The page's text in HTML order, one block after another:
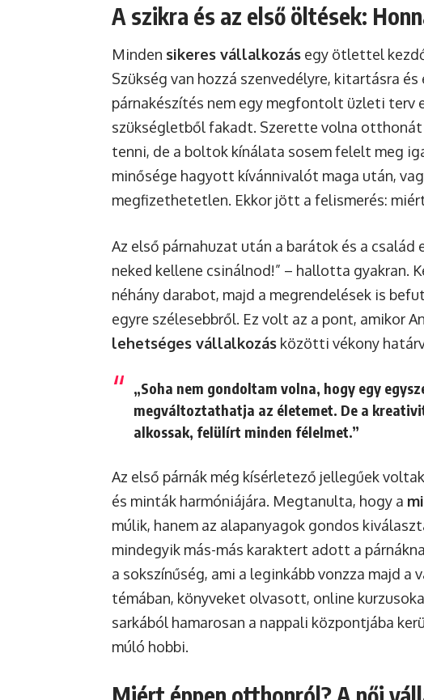
A szikra és az első öltések:
Minden sikeres vállalkozás egy ötlettel
Szükség van hozzá szenvedélyre, kitartásra
párnakészítés nem egy megfontolt üzleti terv
szükségletből fakadt. Szerette volna
tenni, de a boltok kínálata sosem felelt meg
minősége hagyott kívánnivalót maga után,
megfizethetetlen. Ekkor jött a felismerés:
Az első párnahuzat után a barátok és a
neked kellene csinálnod!” – hallotta gyakran.
néhány darabot, majd a megrendelések is
egyre szélesebbről. Ez volt az a pont, amikor
lehetséges vállalkozás közötti vékony
„Soha nem gondoltam volna, hogy egy
megváltoztathatja az életemet. De a
alkossak, felülírt minden félelmet.”
Az első párnák még kísérletező jellegűek
és minták harmóniájára. Megtanulta, hogy a
múlik, hanem az alapanyagok gondos
mindegyik más-más karaktert adott a
a sokszínűség, ami a leginkább vonzza majd a
témában, könyveket olvasott, online
sarkából hamarosan a nappali központjába
múló hobbi.